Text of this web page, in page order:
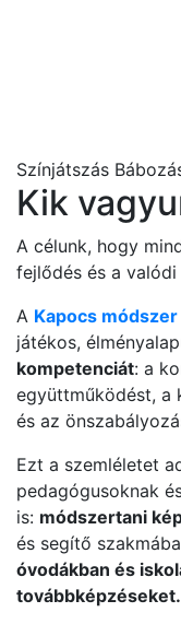
Színjátszás
Kik
A célunk, hogy
fejlődés és a
A Kapocs módszer
játékos,
kompetenciát: a
együttműködést, a
és az
Ezt a szemléletet
pedagógusoknak
is: módszertani
és segítő
óvodákban és
továbbképzéseket.